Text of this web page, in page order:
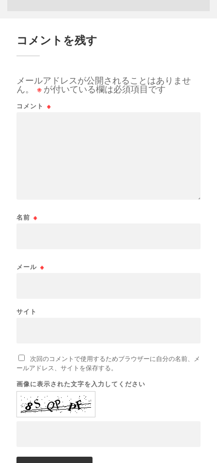
コメントを残す
メールアドレスが公開されることはありませ
ん。
※ が付いている欄は必須項目です
コメント ※
名前 ※
メール ※
サイト
次回のコメントで使用するためブラウザーに自分の名前、メ
ールアドレス、サイトを保存する。
画像に表示された文字を入力してください